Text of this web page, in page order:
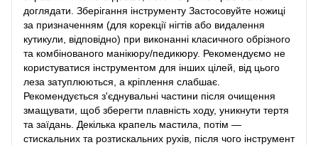
доглядати. Зберігання інструменту Застосовуйте ножиці
за призначенням (для корекції нігтів або видалення
кутикули, відповідно) при виконанні класичного обрізного
та комбінованого манікюру/педикюру. Рекомендуємо не
користуватися інструментом для інших цілей, від цього
леза затуплюються, а кріплення слабшає.
Рекомендується з'єднувальні частини після очищення
змащувати, щоб зберегти плавність ходу, уникнути тертя
та заїдань. Декілька крапель мастила, потім —
стискальних та розтискальних рухів, після чого інструмент